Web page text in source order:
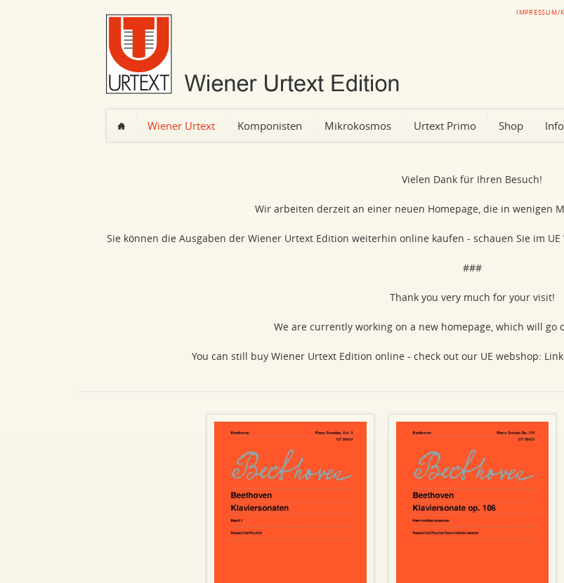
NAVIGATION
IMPRESSUM/
Wiener Urtext Komponisten Mikrokosmos Urtext Primo Shop
Vielen Dank für Ihren Besuch!
Wir arbeiten derzeit an einer neuen Homepage, die in wenigen
Sie können die Ausgaben der Wiener Urtext Edition weiterhin online kaufen - schauen Sie im
###
Thank you very much for your visit!
We are currently working on a new homepage, which will go
You can still buy Wiener Urtext Edition online - check out our UE webshop: